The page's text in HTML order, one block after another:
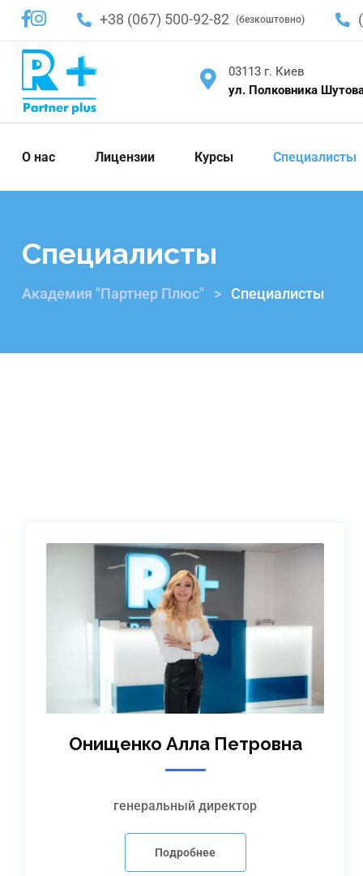
+38 (067) 500-92-82 (безкоштовно)
03113 г. Киев
ул. Полковника
О нас Лицензии Курсы Специалисты
Специалисты
Академия "Партнер Плюс" > Специалисты
Онищенко Алла Петровна
генеральный директор
Подробнее